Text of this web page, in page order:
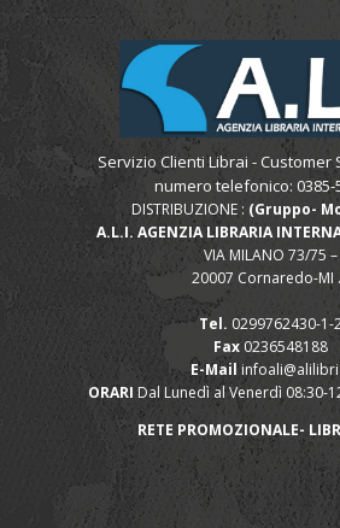
Servizio Clienti Librai - Customer
numero telefonico: 0385-
DISTRIBUZIONE : (Gruppo-
A.L.I. AGENZIA LIBRARIA
VIA MILANO 73/75 –
20007 Cornaredo-MI
Tel. 0299762430-1-
Fax0236548188
E-Mail
ORARI Dal Lunedì al Venerdì 08:30-
RETE PROMOZIONALE-